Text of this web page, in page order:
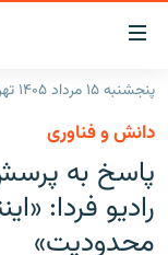
لینک‌های
قابلیت
دسترسی
بازگشت
منوی
اصلی
رفتن
ایران
جهان
رادیو
پنجشنبه ۱۵ مرداد ۱۴۰۵ تهران ۰۷:۰۹
دانش و فناوری
پاسخ به
رادیو فردا:
محدودیت»